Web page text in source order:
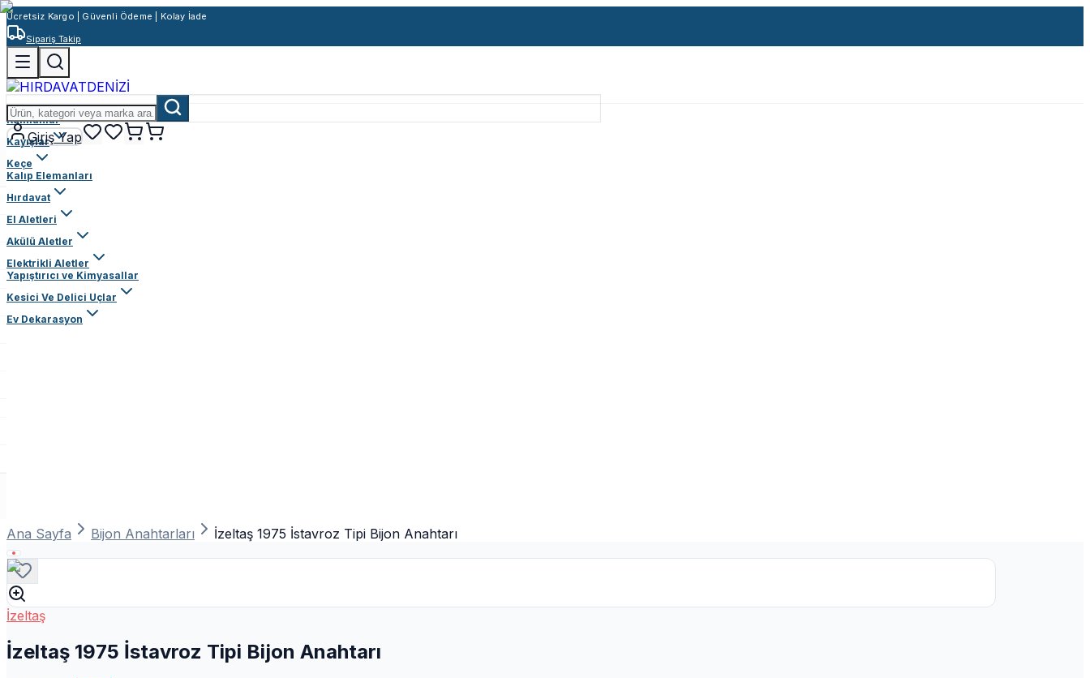
Ücretsiz Kargo | Güvenli Ödeme | Kolay İade
Sipariş Takip
Giriş Yap
Rulmanlar
Kayışlar
Keçe
Kalıp Elemanları
Hırdavat
El Aletleri
Akülü Aletler
Elektrikli Aletler
Yapıştırıcı ve Kimyasallar
Kesici Ve Delici Uçlar
Ev Dekarasyon
Ana Sayfa Bijon Anahtarları İzeltaş 1975 İstavroz Tipi Bijon Anahtarı
İzeltaş
İzeltaş 1975 İstavroz Tipi Bijon Anahtarı